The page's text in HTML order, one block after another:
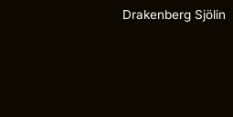
Drakenberg Sjölin